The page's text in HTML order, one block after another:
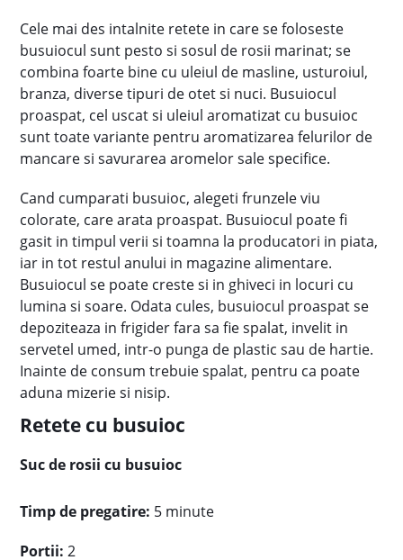
Cele mai des intalnite retete in care se foloseste
busuiocul sunt pesto si sosul de rosii marinat; se
combina foarte bine cu uleiul de masline, usturoiul,
branza, diverse tipuri de otet si nuci. Busuiocul
proaspat, cel uscat si uleiul aromatizat cu busuioc
sunt toate variante pentru aromatizarea felurilor de
mancare si savurarea aromelor sale specifice.
Cand cumparati busuioc, alegeti frunzele viu
colorate, care arata proaspat. Busuiocul poate fi
gasit in timpul verii si toamna la producatori in piata,
iar in tot restul anului in magazine alimentare.
Busuiocul se poate creste si in ghiveci in locuri cu
lumina si soare. Odata cules, busuiocul proaspat se
depoziteaza in frigider fara sa fie spalat, invelit in
servetel umed, intr-o punga de plastic sau de hartie.
Inainte de consum trebuie spalat, pentru ca poate
aduna mizerie si nisip.
Retete cu busuioc
Suc de rosii cu busuioc
Timp de pregatire: 5 minute
Portii: 2